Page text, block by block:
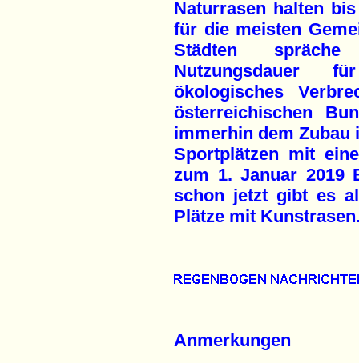
Naturrasen halten
für die meisten
Städten
Nutzungsdauer
ökologisches
österreichischen
immerhin dem
Sportplätzen mit
zum 1. Januar 2019
schon jetzt gibt es
Plätze mit
Anmerkungen